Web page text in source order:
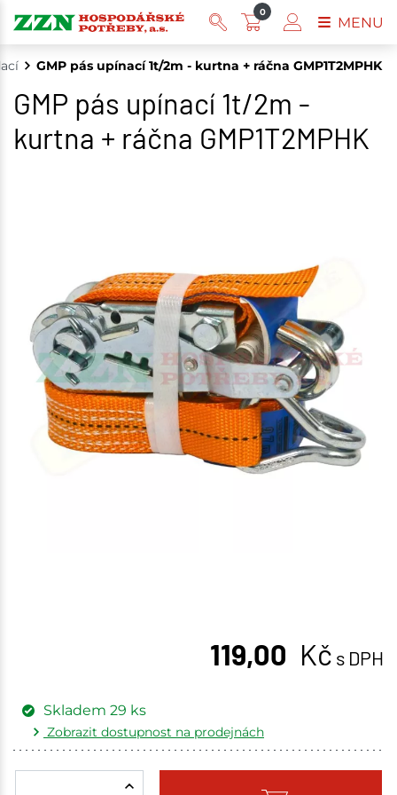
GMP pás upínací 1t/2m - kurtna + ráčna GMP1T2MPHK
GMP pás upínací 1t/2m -
kurtna + ráčna GMP1T2MPHK
119,00 Kč s DPH
Skladem 29 ks
Zobrazit dostupnost na prodejnách
0
MENU